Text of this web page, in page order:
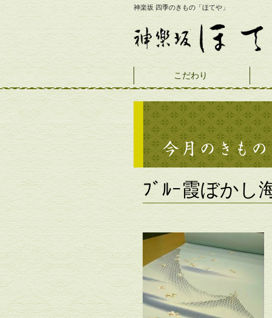
神楽坂 四季のきもの「ほてや」
こだわり
ﾌﾞﾙｰ霞ぼかし